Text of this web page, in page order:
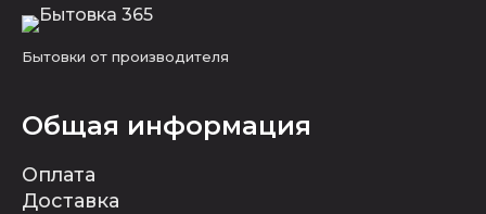
Бытовки от производителя
Общая информация
Оплата
Доставка